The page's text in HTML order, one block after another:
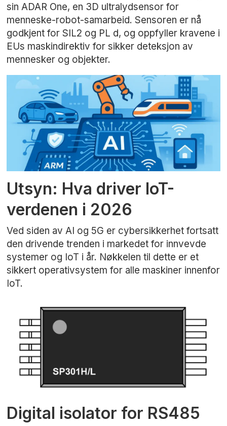
sin ADAR One, en 3D ultralydsensor for
menneske-robot-samarbeid. Sensoren er nå
godkjent for SIL2 og PL d, og oppfyller kravene i
EUs maskindirektiv for sikker deteksjon av
mennesker og objekter.
Utsyn: Hva driver IoT-
verdenen i 2026
Ved siden av AI og 5G er cybersikkerhet fortsatt
den drivende trenden i markedet for innvevde
systemer og IoT i år. Nøkkelen til dette er et
sikkert operativsystem for alle maskiner innenfor
IoT.
Digital isolator for RS485